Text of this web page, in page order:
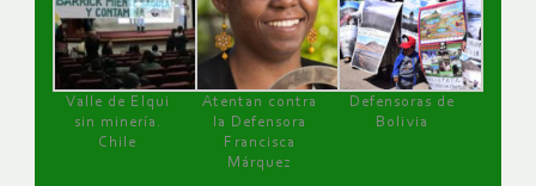
Valle de Elqui
sin minería.
Chile
Atentan contra
la Defensora
Francisca
Márquez
Defensoras de
Bolivia